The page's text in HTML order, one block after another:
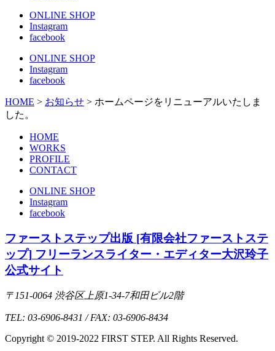
ONLINE SHOP
Instagram
facebook
ONLINE SHOP
Instagram
facebook
HOME > お知らせ > ホームページをリニューアルいたしま
した。
HOME
WORKS
PROFILE
CONTACT
ONLINE SHOP
Instagram
facebook
ファーストステップ出版 [有限会社ファーストステ
ップ] フリーランスライター・エディター大沢玲子
公式サイト
〒151-0064 渋谷区上原1-34-7和田ビル2階
TEL: 03-6906-8431 / FAX: 03-6906-8434
Copyright © 2019-2022 FIRST STEP. All Rights Reserved.